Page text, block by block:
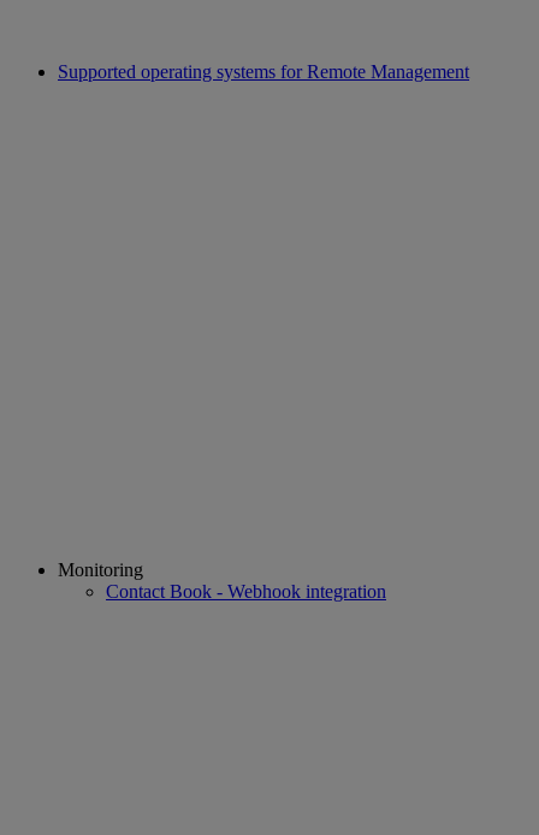
Supported operating systems for Remote Management
Monitoring
Contact Book - Webhook integration